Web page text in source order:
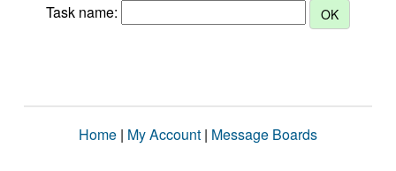
Task name:
Home | My Account | Message Boards